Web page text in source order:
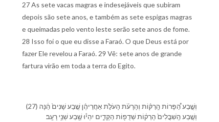
27 As sete vacas magras e indesejáveis que subiram
depois são sete anos, e também as sete espigas magras
e queimadas pelo vento leste serão sete anos de fome.
28 Isso foi o que eu disse a Faraó. O que Deus está por
fazer Ele revelou a Faraó. 29 Vê: sete anos de grande
fartura virão em toda a terra do Egito.
(27) וְ⁠שֶׁ֣בַע הַ֠⁠פָּרוֹת הָֽ⁠רַקּ֨וֹת וְ⁠הָ⁠רָעֹ֜ת הָ⁠עֹלֹ֣ת אַחֲרֵי⁠הֶ֗ן שֶׁ֤בַע שָׁנִים֙ הֵ֔נָּה
וְ⁠שֶׁ֤בַע הַֽ⁠שִׁבֳּלִים֙ הָ⁠רֵק֔וֹת שְׁדֻפ֖וֹת הַ⁠קָּדִ֑ים יִהְי֕וּ שֶׁ֖בַע שְׁנֵ֥י רָעָֽב׃